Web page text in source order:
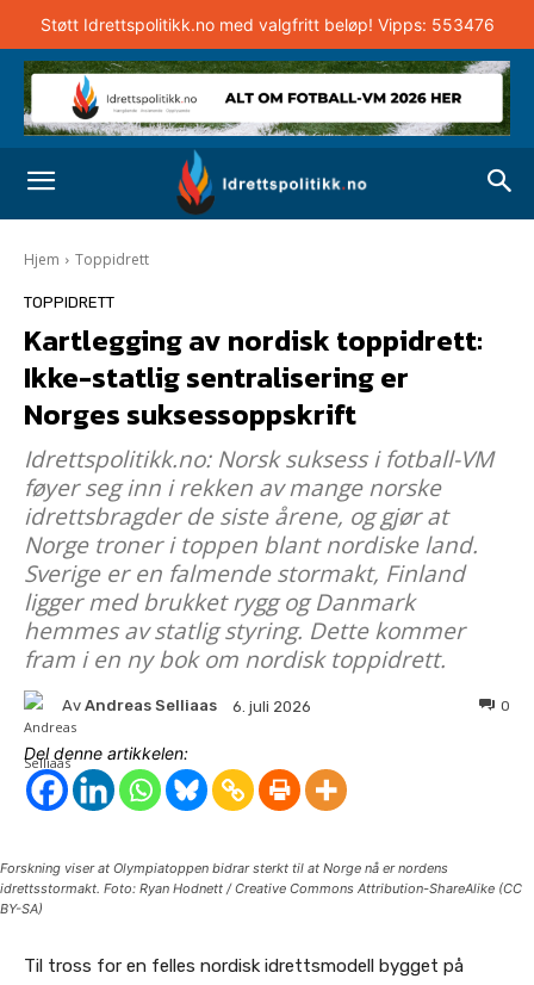
Støtt Idrettspolitikk.no med valgfritt beløp! Vipps: 553476
Hjem Toppidrett
TOPPIDRETT
Kartlegging av nordisk toppidrett:
Ikke-statlig sentralisering er
Norges suksessoppskrift
Idrettspolitikk.no: Norsk suksess i fotball-VM
føyer seg inn i rekken av mange norske
idrettsbragder de siste årene, og gjør at
Norge troner i toppen blant nordiske land.
Sverige er en falmende stormakt, Finland
ligger med brukket rygg og Danmark
hemmes av statlig styring. Dette kommer
fram i en ny bok om nordisk toppidrett.
Av Andreas Selliaas 6. juli 2026 0
Del denne artikkelen:
Forskning viser at Olympiatoppen bidrar sterkt til at Norge nå er nordens
idrettsstormakt. Foto: Ryan Hodnett / Creative Commons Attribution-ShareAlike (CC
BY-SA)
Til tross for en felles nordisk idrettsmodell bygget på